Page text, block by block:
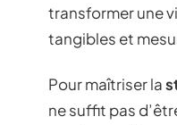
transformer une
tangibles et
Pour maîtriser la
ne suffit pas